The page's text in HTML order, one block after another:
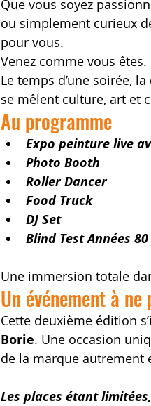
Que vous soyez
ou simplement curieux
pour vous.
Venez comme vous
Le temps d’une soirée,
se mêlent culture, art et
Au programme
Expo peinture live
Photo Booth
Roller Dancer
Food Truck
DJ Set
Blind Test Années 80
Une immersion totale
Un événement à
Cette deuxième édition
Borie. Une occasion
de la marque autrement
Les places étant